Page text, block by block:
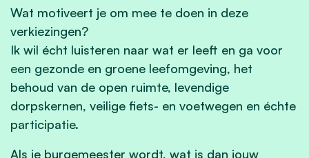
Wat motiveert je om mee te doen in deze
verkiezingen?
Ik wil écht luisteren naar wat er leeft en ga voor
een gezonde en groene leefomgeving, het
behoud van de open ruimte, levendige
dorpskernen, veilige fiets- en voetwegen en échte
participatie.
Als je burgemeester wordt, wat is dan jouw